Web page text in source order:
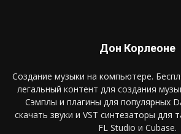
Дон Корлеоне
Создание музыки на компьютере.
легальный контент для создания
Сэмплы и плагины для популярных
скачать звуки и VST синтезаторы для
FL Studio и Cubase.